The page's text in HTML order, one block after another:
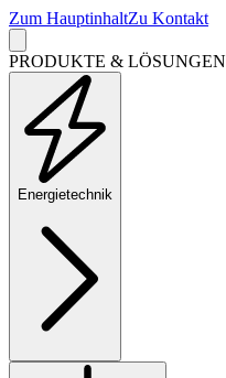
Zum HauptinhaltZu Kontakt
PRODUKTE & LÖSUNGEN
Energietechnik